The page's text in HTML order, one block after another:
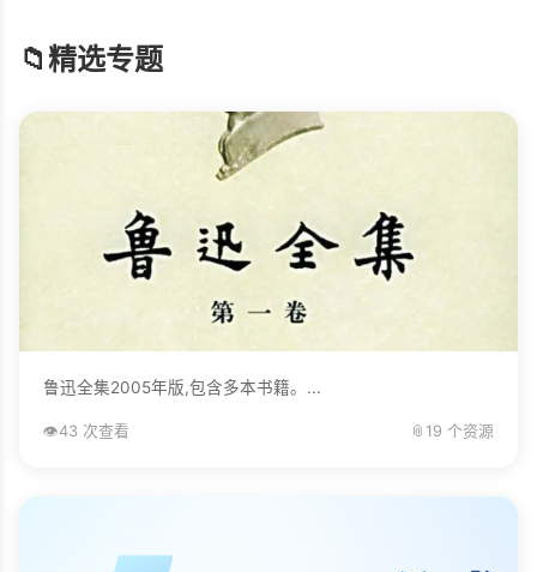
📁精选专题
鲁迅全集2005年版,包含多本书籍。...
👁️43 次查看 📎 19 个资源